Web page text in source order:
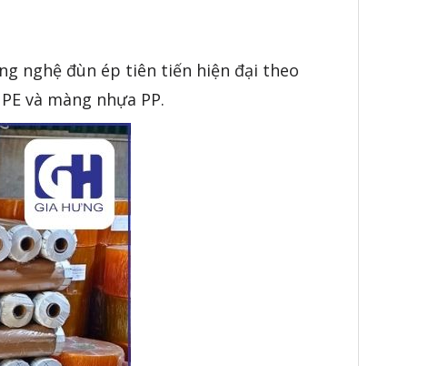
nghệ đùn ép tiên tiến hiện đại theo
và màng nhựa PP.